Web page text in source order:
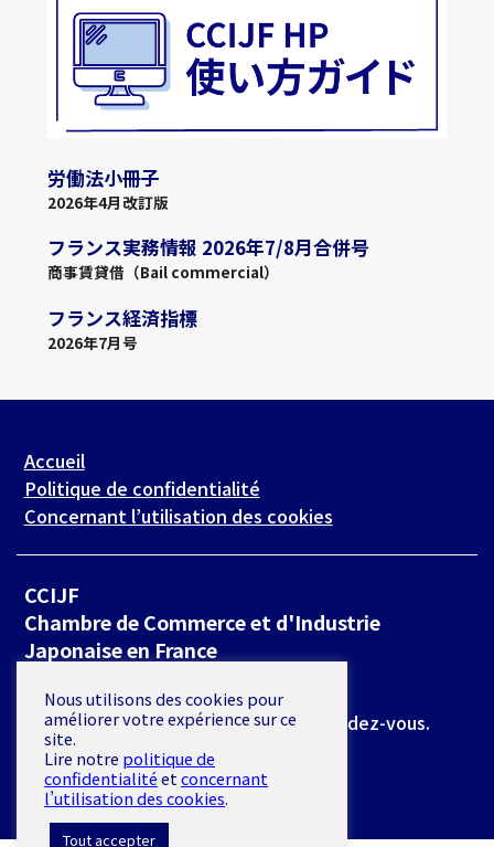
労働法小冊子
2026年4月改訂版
フランス実務情報 2026年7/8月合併号
商事賃貸借（Bail commercial）
フランス経済指標
2026年7月号
Accueil
Politique de confidentialité
Concernant l’utilisation des cookies
CCIJF
Chambre de Commerce et d'Industrie
Japonaise en France
19 rue de Milan 75009 Paris
*L’accès se fait exclusivement sur rendez-vous.
E-mail :secretariat@ccijf.asso.fr
Nous utilisons des cookies pour
améliorer votre expérience sur ce
site.
Lire notre politique de
confidentialitéetconcernant
l’utilisation des cookies.
Tout accepter